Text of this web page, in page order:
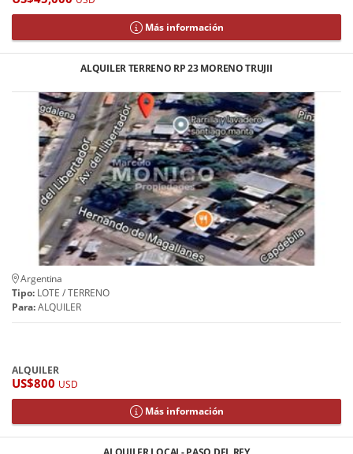
Más información
ALQUILER TERRENO RP 23 MORENO TRUJII
Argentina
Tipo: LOTE / TERRENO
Para:ALQUILER
ALQUILER
US$800 USD
Más información